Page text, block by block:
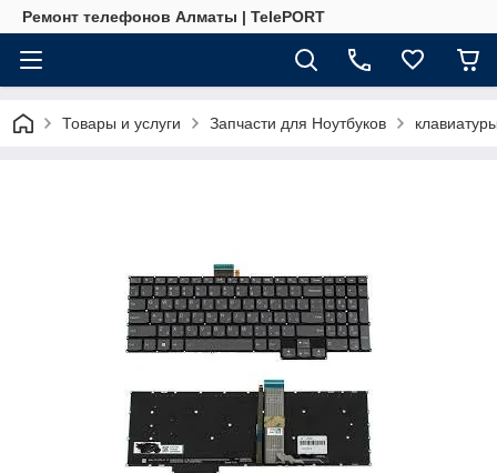
Ремонт телефонов Алматы | TelePORT
Товары и услуги Запчасти для Ноутбуков